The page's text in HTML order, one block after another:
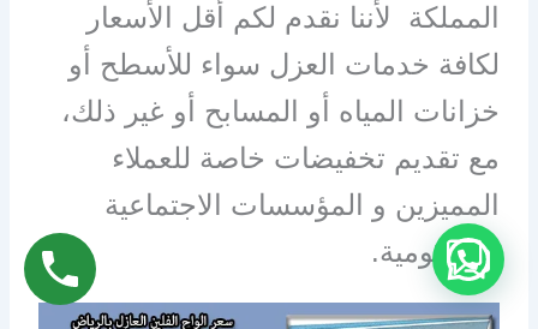
المملكة لأننا نقدم لكم أقل الأسعار
لكافة خدمات العزل سواء للأسطح أو
خزانات المياه أو المسابح أو غير ذلك،
مع تقديم تخفيضات خاصة للعملاء
المميزين و المؤسسات الاجتماعية
والحكومية.